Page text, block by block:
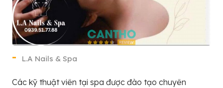
L.A Nails & Spa
Các kỹ thuật viên tại spa được đào tạo chuyên